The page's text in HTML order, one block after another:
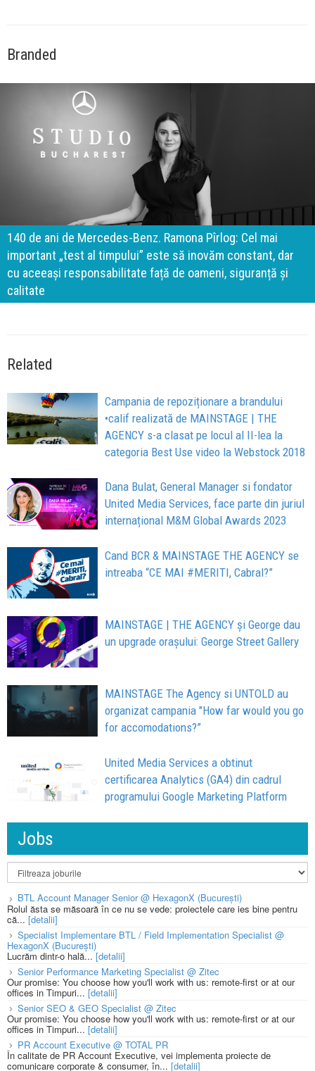
Branded
140 de ani de Mercedes-Benz. Ramona Pîrlog: Cel mai
important „test al timpului” este să inovăm constant, dar
cu aceeași responsabilitate față de oameni, siguranță și
calitate
Related
Campania de repoziționare a brandului
•calif realizată de MAINSTAGE | THE
AGENCY s-a clasat pe locul al II-lea la
categoria Best Use video la Webstock 2018
Dana Bulat, General Manager si fondator
United Media Services, face parte din juriul
internațional M&M Global Awards 2023
Cand BCR & MAINSTAGE THE AGENCY se
intreaba “CE MAI #MERITI, Cabral?”
MAINSTAGE | THE AGENCY și George dau
un upgrade orașului: George Street Gallery
MAINSTAGE The Agency si UNTOLD au
organizat campania "How far would you go
for accomodations?”
United Media Services a obtinut
certificarea Analytics (GA4) din cadrul
programului Google Marketing Platform
Jobs
BTL Account Manager Senior @ HexagonX (București)
Rolul ăsta se măsoară în ce nu se vede: proiectele care ies bine pentru
că... [detalii]
Specialist Implementare BTL / Field Implementation Specialist @
HexagonX (București)
Lucrăm dintr-o hală...[detalii]
Senior Performance Marketing Specialist @ Zitec
Our promise: You choose how you'll work with us: remote-first or at our
offices in Timpuri... [detalii]
Senior SEO & GEO Specialist @ Zitec
Our promise: You choose how you'll work with us: remote-first or at our
offices in Timpuri... [detalii]
PR Account Executive @ TOTAL PR
În calitate de PR Account Executive, vei implementa proiecte de
comunicare corporate & consumer, în... [detalii]